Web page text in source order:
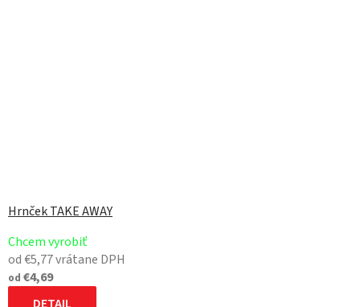
Hrnček TAKE AWAY
Chcem vyrobiť
od €5,77 vrátane DPH
od €4,69